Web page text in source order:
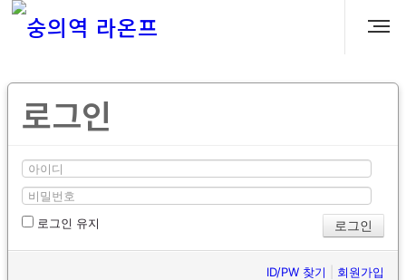
로그인
로그인 유지
ID/PW 찾기 회원가입